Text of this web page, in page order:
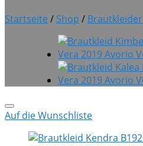
Startseite / Shop / Brautkleider
Auf die Wunschliste